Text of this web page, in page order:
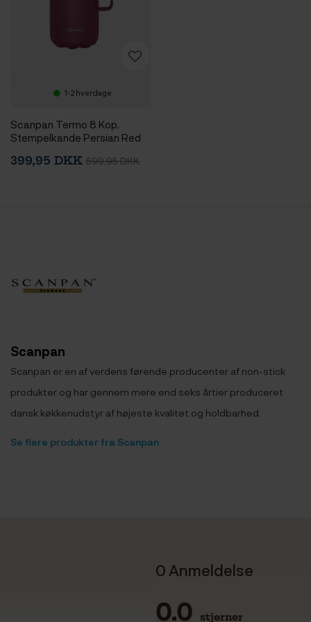
1-2 hverdage
Scanpan Termo 8 Kop.
Stempelkande Persian Red
399,95 DKK 599,95 DKK
Scanpan
Scanpan er en af verdens førende producenter af non-stick
produkter og har gennem mere end seks årtier produceret
dansk køkkenudstyr af højeste kvalitet og holdbarhed.
Se flere produkter fra Scanpan
0 Anmeldelse
0.0 stjerner